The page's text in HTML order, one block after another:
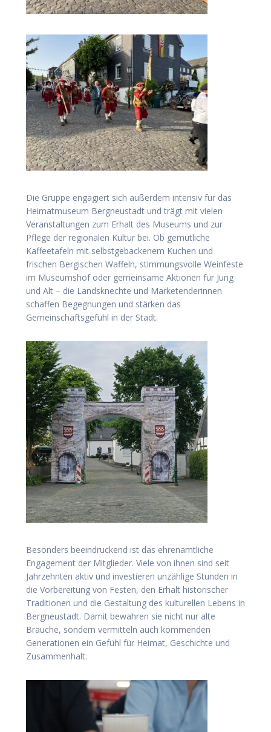
Die Gruppe engagiert sich außerdem intensiv für das
Heimatmuseum Bergneustadt und trägt mit vielen
Veranstaltungen zum Erhalt des Museums und zur
Pflege der regionalen Kultur bei. Ob gemütliche
Kaffeetafeln mit selbstgebackenem Kuchen und
frischen Bergischen Waffeln, stimmungsvolle Weinfeste
im Museumshof oder gemeinsame Aktionen für Jung
und Alt – die Landsknechte und Marketenderinnen
schaffen Begegnungen und stärken das
Gemeinschaftsgefühl in der Stadt.
Besonders beeindruckend ist das ehrenamtliche
Engagement der Mitglieder. Viele von ihnen sind seit
Jahrzehnten aktiv und investieren unzählige Stunden in
die Vorbereitung von Festen, den Erhalt historischer
Traditionen und die Gestaltung des kulturellen Lebens in
Bergneustadt. Damit bewahren sie nicht nur alte
Bräuche, sondern vermitteln auch kommenden
Generationen ein Gefühl für Heimat, Geschichte und
Zusammenhalt.